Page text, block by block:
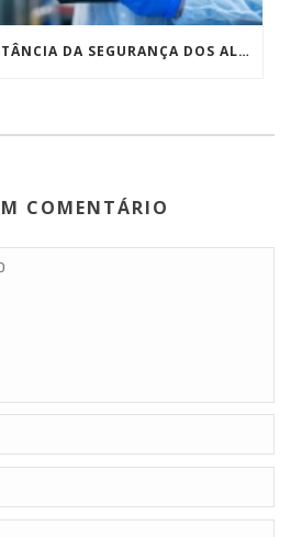
ISO 22000 – A IMPORTÂNCIA DA SEGURANÇA DOS ALIMENTOS
COMENTÁRIO